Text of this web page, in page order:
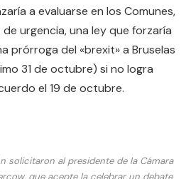
a evaluarse en los Comunes,
urgencia, una ley que forzaría
prórroga del «brexit» a Bruselas
31 de octubre) si no logra
el 19 de octubre.
solicitaron al presidente de la Cámara
que acepte la celebrar un debate